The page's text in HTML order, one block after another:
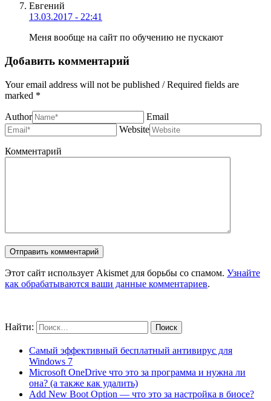
Евгений
13.03.2017 - 22:41
Меня вообще на сайт по обучению не пускают
Добавить комментарий
Your email address will not be published / Required fields are
marked *
Author
Email
Website
Комментарий
Этот сайт использует Akismet для борьбы со спамом. Узнайте
как обрабатываются ваши данные комментариев.
Найти:
Самый эффективный бесплатный антивирус для
Windows 7
Microsoft OneDrive что это за программа и нужна ли
она? (а также как удалить)
Add New Boot Option — что это за настройка в биосе?